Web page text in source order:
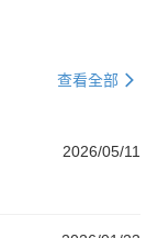
查看全部
2026/05/11